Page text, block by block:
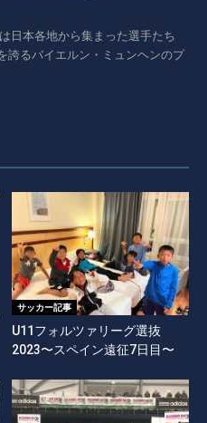
日本各地から集まった選手たち
誇るバイエルン・ミュンヘンのプ
サッカー記事
U11フォルツァリーグ選抜
2023〜スペイン遠征7日目〜